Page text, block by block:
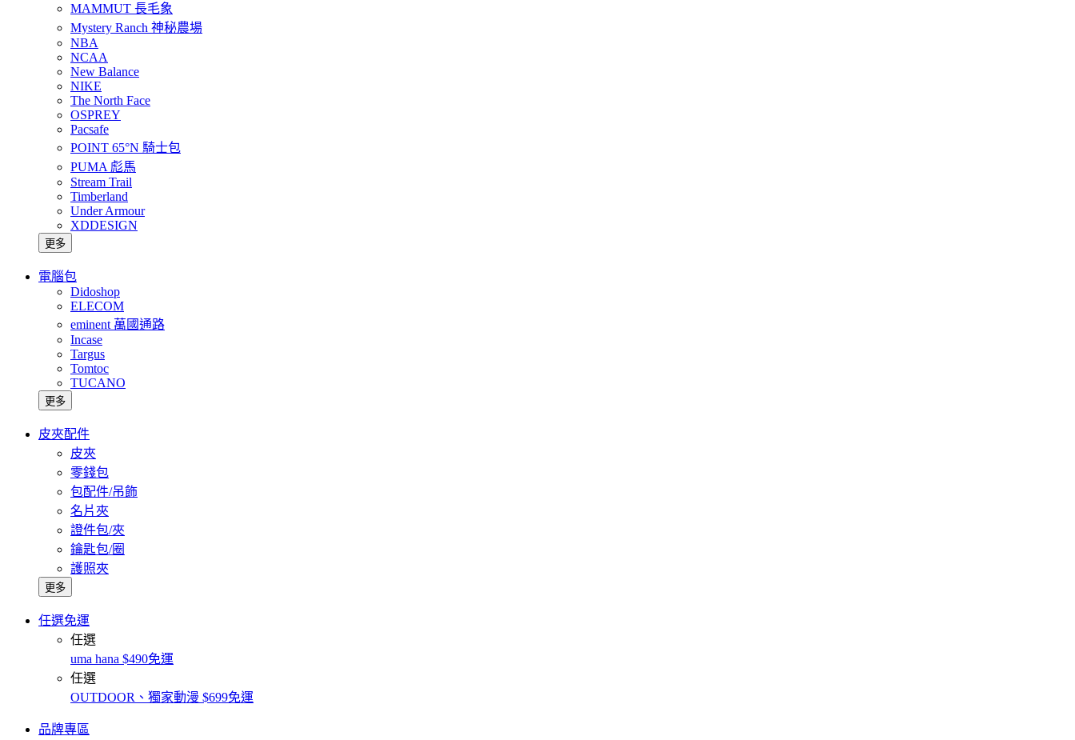
MAMMUT 長毛象
Mystery Ranch 神秘農場
NBA
NCAA
New Balance
NIKE
The North Face
OSPREY
Pacsafe
POINT 65°N 騎士包
PUMA 彪馬
Stream Trail
Timberland
Under Armour
XDDESIGN
更多
電腦包
Didoshop
ELECOM
eminent 萬國通路
Incase
Targus
Tomtoc
TUCANO
更多
皮夾配件
皮夾
零錢包
包配件/吊飾
名片夾
證件包/夾
鑰匙包/圈
護照夾
更多
任選免運
任選
uma hana $490免運
任選
OUTDOOR、獨家動漫 $699免運
品牌專區